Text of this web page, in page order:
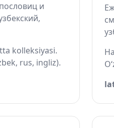
и
kolleksiyasi.
rus, ingliz).